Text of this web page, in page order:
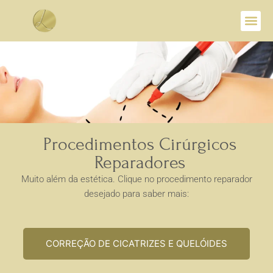
Procedimentos Cirúrgicos
Reparadores
Muito além da estética. Clique no procedimento reparador
desejado para saber mais:
CORREÇÃO DE CICATRIZES E QUELÓIDES